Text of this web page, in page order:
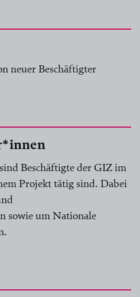
neuer Beschäftigter
Beschäftigte der GIZ im
Projekt tätig sind. Dabei
sowie um Nationale